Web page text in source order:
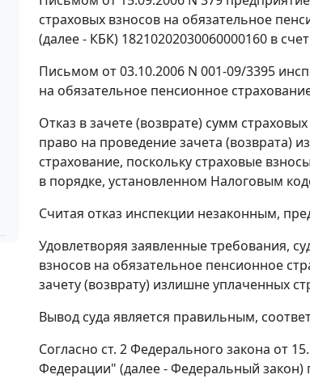
страховых взносов на обязательное
(далее - КБК) 18210202030060000160 в
Письмом от 03.10.2006 N 001-09/3395
на обязательное пенсионное
Отказ в зачете (возврате) сумм
право на проведение зачета (возврата)
страхование, поскольку страховые
в порядке, установленном Налоговым
Считая отказ инспекции незаконным,
Удовлетворяя заявленные требования,
взносов на обязательное пенсионное
зачету (возврату) излишне уплаченных
Вывод суда является правильным,
Согласно ст. 2Федерального закона от
Федерации" (далее - Федеральный закон)